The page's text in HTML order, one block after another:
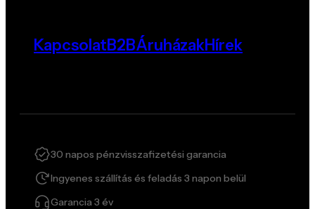
KapcsolatB2BÁruházakHírek
30 napos pénzvisszafizetési garancia
Ingyenes szállítás és feladás 3 napon belül
Garancia 3 év